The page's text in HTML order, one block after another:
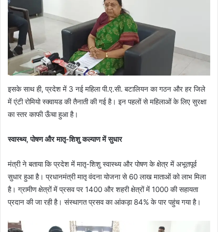
इसके साथ ही, प्रदेश में 3 नई महिला पी.ए.सी. बटालियन का गठन और हर जिले
में एंटी रोमियो स्क्वायड की तैनाती की गई है। इन पहलों से महिलाओं के लिए सुरक्षा
का स्तर काफी ऊँचा हुआ है।
स्वास्थ्य, पोषण और मातृ-शिशु कल्याण में सुधार
मंत्री ने बताया कि प्रदेश में मातृ-शिशु स्वास्थ्य और पोषण के क्षेत्र में अभूतपूर्व
सुधार हुआ है। प्रधानमंत्री मातृ वंदना योजना से 60 लाख माताओं को लाभ मिला
है। ग्रामीण क्षेत्रों में प्रसव पर 1400 और शहरी क्षेत्रों में 1000 की सहायता
प्रदान की जा रही है। संस्थागत प्रसव का आंकड़ा 84% के पार पहुंच गया है।